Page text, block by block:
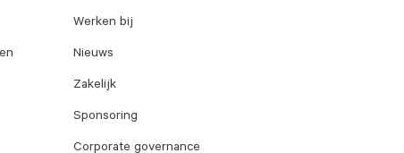
Werken bij
Nieuws
Zakelijk
Sponsoring
Corporate governance